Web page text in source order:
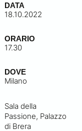
DATA
18.10.2022
ORARIO
17.30
DOVE
Milano
Sala della
Passione, Palazzo
di Brera